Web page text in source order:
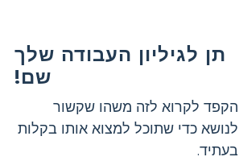
תן לגיליון העבודה שלך
שם!
הקפד לקרוא לזה משהו שקשור
לנושא כדי שתוכל למצוא אותו בקלות
בעתיד.